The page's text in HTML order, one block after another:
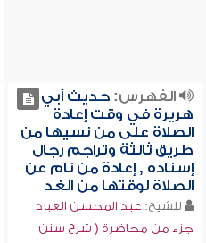
الفهرس:حديث أبي
هريرة في وقت إعادة
الصلاة على من نسيها من
طريق ثالثة وتراجم رجال
إسناده , إعادة من نام عن
الصلاة لوقتها من الغد
للشيخ: عبد المحسن العباد
جزء من محاضرة ( شرح سنن